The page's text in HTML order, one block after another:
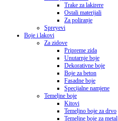
Trake za lakirere
Ostali materijali
Za poliranje
Spreyevi
Boje i lakovi
Za zidove
Pripreme zida
Unutarnje boje
Dekorativne boje
Boje za beton
Fasadne boje
Specijalne namjene
Temeljne boje
Kitovi
Temeljno boje za drvo
Temeljne boje za metal